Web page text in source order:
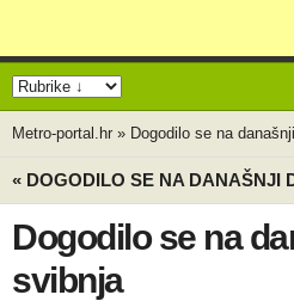
Metro-portal.hr » Dogodilo se na
« DOGODILO SE NA DANAŠNJI
Dogodilo se na
svibnja